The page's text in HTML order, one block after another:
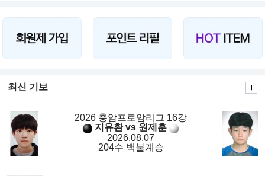
최신 기보
2026 충암프로암리그 16강
지유환 vs 원제훈
2026.08.07
204수 백불계승